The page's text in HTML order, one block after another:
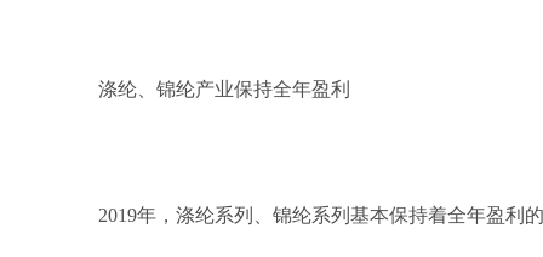
涤纶、锦纶产业保持全年盈利
2019年，涤纶系列、锦纶系列基本保持着全年盈利